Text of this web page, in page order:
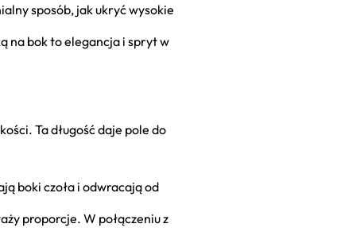
sposób, jak ukryć wysokie
na bok to elegancja i spryt w
Ta długość daje pole do
boki czoła i odwracają od
proporcje. W połączeniu z